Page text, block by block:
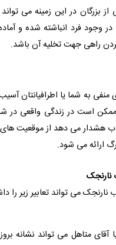
از بزرگان در این زمینه می
در وجود فرد انباشته شده و
راهی جهت تخلیه آن باشد.
به شما یا اطرافیانتان
است در زندگی واقعی در
هشدار می دهد از موقعیت های
ارائه می شود.
نارنجک
می تواند تعابیر زیر را
متاهل می تواند نشانه